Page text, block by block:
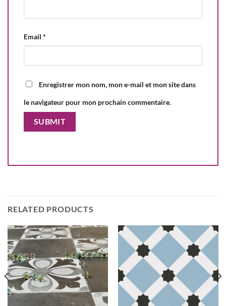
Email *
Enregistrer mon nom, mon e-mail et mon site dans
le navigateur pour mon prochain commentaire.
RELATED PRODUCTS